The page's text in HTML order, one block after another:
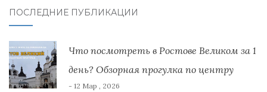
ПОСЛЕДНИЕ ПУБЛИКАЦИИ
Что посмотреть в Ростове Великом за 1
день? Обзорная прогулка по центру
- 12 Мар , 2026